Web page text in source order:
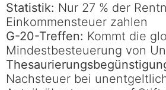
Statistik: Nur 27 % der
Einkommensteuer zahlen
G-20-Treffen: Kommt die
Mindestbesteuerung von
Nachsteuer bei